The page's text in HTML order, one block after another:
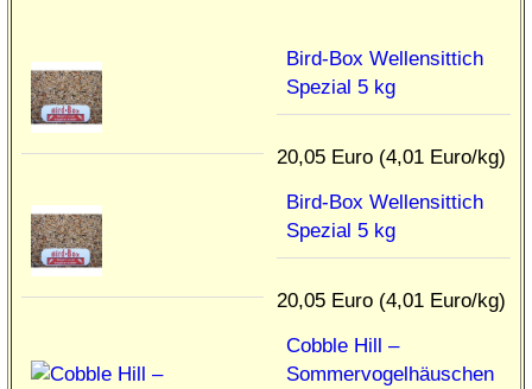
Bird-Box Wellensittich
Spezial 5 kg
20,05 Euro (4,01 Euro/kg)
Bird-Box Wellensittich
Spezial 5 kg
20,05 Euro (4,01 Euro/kg)
Cobble Hill –
Sommervogelhäuschen